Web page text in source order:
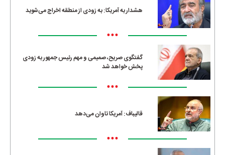
هشدار به آمریکا: به زودی از منطقه اخراج می‌شوید
•••
گفتگوی صریح، صمیمی و مهم رئیس جمهور به زودی
پخش خواهد شد
•••
قالیباف: آمریکا تاوان می‌دهد
•••